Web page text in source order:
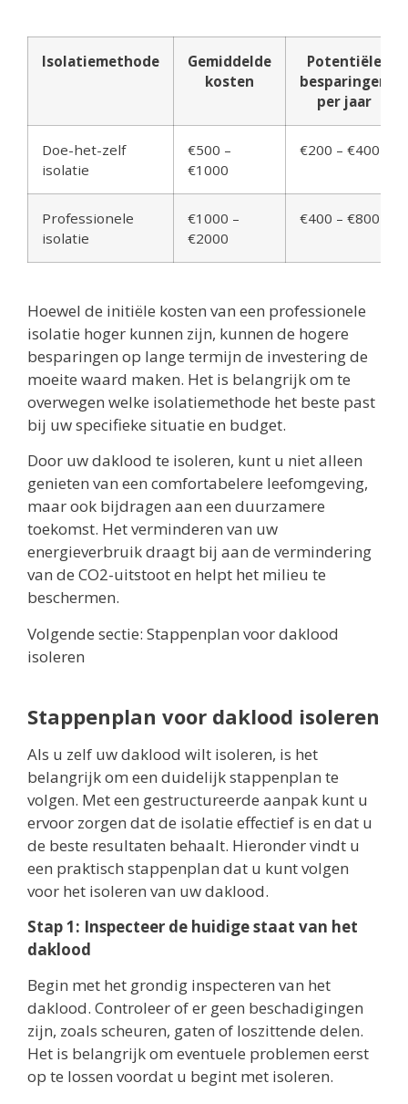
Isolatiemethode
Gemiddelde
kosten
Potentiële
besparingen
per jaar
Doe-het-zelf
isolatie
€500 –
€1000
€200 – €400
Professionele
isolatie
€1000 –
€2000
€400 – €800
Hoewel de initiële kosten van een professionele
isolatie hoger kunnen zijn, kunnen de hogere
besparingen op lange termijn de investering de
moeite waard maken. Het is belangrijk om te
overwegen welke isolatiemethode het beste past
bij uw specifieke situatie en budget.
Door uw daklood te isoleren, kunt u niet alleen
genieten van een comfortabelere leefomgeving,
maar ook bijdragen aan een duurzamere
toekomst. Het verminderen van uw
energieverbruik draagt bij aan de vermindering
van de CO2-uitstoot en helpt het milieu te
beschermen.
Volgende sectie: Stappenplan voor daklood
isoleren
Stappenplan voor daklood isoleren
Als u zelf uw daklood wilt isoleren, is het
belangrijk om een duidelijk stappenplan te
volgen. Met een gestructureerde aanpak kunt u
ervoor zorgen dat de isolatie effectief is en dat u
de beste resultaten behaalt. Hieronder vindt u
een praktisch stappenplan dat u kunt volgen
voor het isoleren van uw daklood.
Stap 1: Inspecteer de huidige staat van het
daklood
Begin met het grondig inspecteren van het
daklood. Controleer of er geen beschadigingen
zijn, zoals scheuren, gaten of loszittende delen.
Het is belangrijk om eventuele problemen eerst
op te lossen voordat u begint met isoleren.